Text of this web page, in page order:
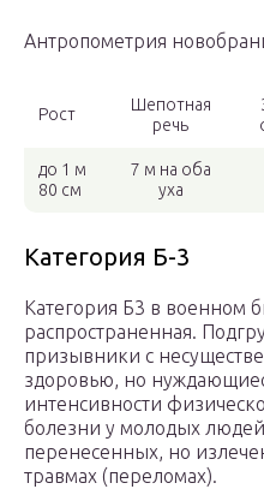
Антропометрия
Рост
Шепотная
речь
до 1 м
80 см
7 м на оба
уха
Категория Б-3
Категория Б3 в военном
распространенная.
призывники с
здоровью, но
интенсивности
болезни у молодых людей
перенесенных, но
травмах (переломах).